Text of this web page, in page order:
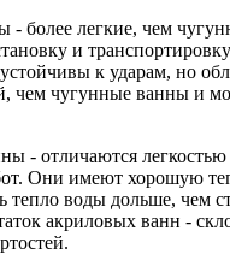
- более легкие, чем
и
к ударам, но
чем чугунные ванны и
- отличаются легкостью
Они имеют хорошую
тепло воды дольше, чем
акриловых ванн -